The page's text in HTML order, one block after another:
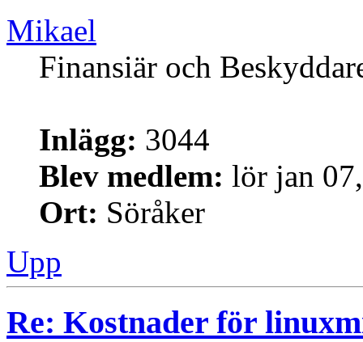
Mikael
Finansiär och
Inlägg: 3044
Blev medlem: lör jan
Ort: Söråker
Upp
Re: Kostnader för